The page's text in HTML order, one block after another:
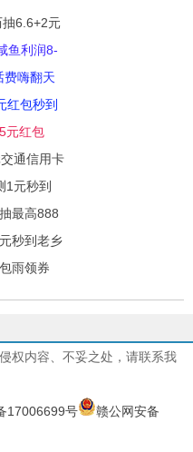
6.6+2元
鱼利润8-
费嗨翻天
红包秒到
元红包
通信用卡
1元秒到
最高888
秒到老乡
雨领券
权内容、不妥之处，请联系我
17006699号
赣公网安备